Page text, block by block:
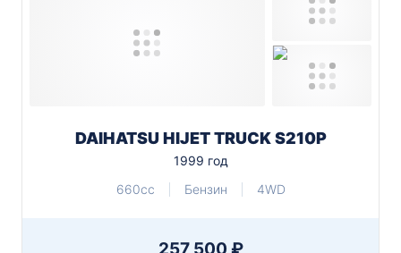
DAIHATSU HIJET TRUCK S210P
1999 год
660cc
Бензин 4WD